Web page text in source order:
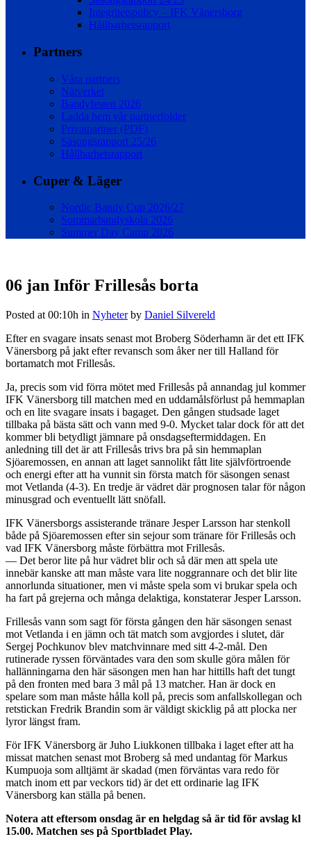
Integritetspolicy – IFK Vänersborg
Hållbarhetsrapport
Partners
Våra partners
Nätverket
Bandyfesten 2026
Ladda hem vår partnerfolder
Privatpartner (PDF)
Säsongsrapport 25/26
Hållbarhetsrapport
Cuper & Läger
Nordic Bandy Cup 2026/27
Sommarbandyskola 2026
Summer Day Camp 2026
06 jan Inför Frillesås borta
Posted at 00:10h in Nyheter by Daniel Silvereld
Efter en svagare insats senast mot Broberg Söderhamn är det ett IFK
Vänersborg på jakt efter revansch som åker ner till Halland för
bortamatch mot Frillesås.
Ja, precis som vid förra mötet med Frillesås på annandag jul kommer
IFK Vänersborg till matchen med en uddamålsförlust på hemmaplan
och en lite svagare insats i bagaget. Den gången studsade laget
tillbaka på bästa sätt och vann med 9-0. Mycket talar dock för att det
kommer bli betydligt jämnare på onsdagseftermiddagen. En
anledning till det är att Frillesås trivs bra på sin hemmaplan
Sjöaremossen, en annan att laget sannolikt fått lite självförtroende
och energi efter att ha vunnit sin första match för säsongen senast
mot Vetlanda (4-3). En tredje är vädret där prognosen talar för någon
minusgrad och eventuellt lätt snöfall.
IFK Vänersborgs assisterande tränare Jesper Larsson har stenkoll
både på Sjöaremossen efter sin sejour som tränare för Frillesås och
vad IFK Vänersborg måste förbättra mot Frillesås.
— Det beror lite på hur vädret blir och så där men att spela ute
innebär kanske att man måste vara lite noggrannare och det blir lite
annorlunda situationer, men vi måste spela som vi brukar spela och
ha fart på grejerna och många delaktiga, konstaterar Jesper Larsson.
Frillesås vann som sagt för första gången den här säsongen senast
mot Vetlanda i en jämn och tät match som avgjordes i slutet, där
Sergej Pochkunov blev matchvinnare med sitt 4-2-mål. Den
rutinerade ryssen förväntades vara den som skulle göra målen för
hallänningarna den här säsongen men han har hittills haft det tungt
på den fronten med bara 3 mål på 13 matcher. Han är dock en
spelare som man måste hålla koll på, precis som anfallskollegan och
retstickan Fredrik Brandin som är väldigt skicklig på att plocka ner
lyror längst fram.
För IFK Vänersborg är Juho Liukkonen tillbaka i laget efter att ha
missat matchen senast mot Broberg så med undantag för Markus
Kumpuoja som alltjämt är skadad (men förväntas vara redo för
match inom ett par veckors tid) är det ett ordinarie lag IFK
Vänersborg kan ställa på benen.
Notera att eftersom onsdag är en helgdag så är tid för avslag kl
15.00. Matchen ses på Sportbladet Play.